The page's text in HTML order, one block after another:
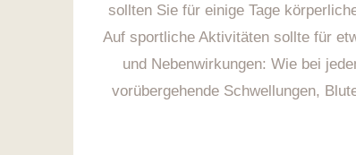
sollten Sie für einige Tage
Auf sportliche Aktivitäten sollte für
und Nebenwirkungen: Wie bei
vorübergehende Schwellungen,